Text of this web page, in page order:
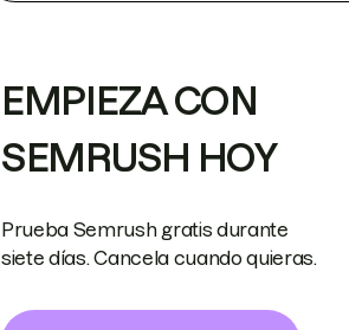
EMPIEZA CON
SEMRUSH HOY
Prueba Semrush gratis durante
siete días. Cancela cuando quieras.